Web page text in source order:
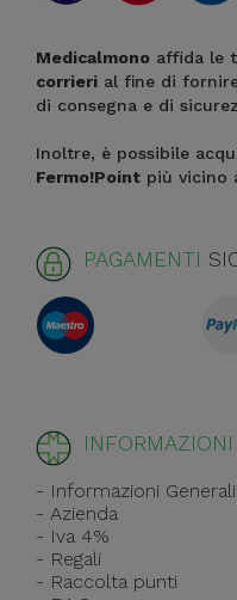
Medicalmono affida le
corrieri al fine di
di consegna e di
Inoltre, è possibile
Fermo!Point più vicino
PAGAMENTI
INFORMAZIONI
- Informazioni Generali
- Azienda
- Iva 4%
- Regali
- Raccolta punti